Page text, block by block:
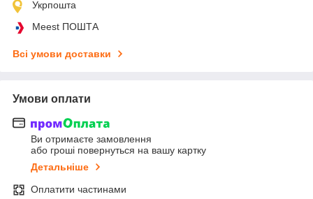
Укрпошта
Meest ПОШТА
Всі умови доставки
Умови оплати
Ви отримаєте замовлення
або гроші повернуться на вашу картку
Детальніше
Оплатити частинами